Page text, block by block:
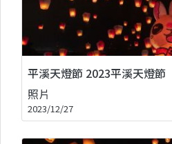
平溪天燈節 2023平溪天燈節
照片
2023/12/27